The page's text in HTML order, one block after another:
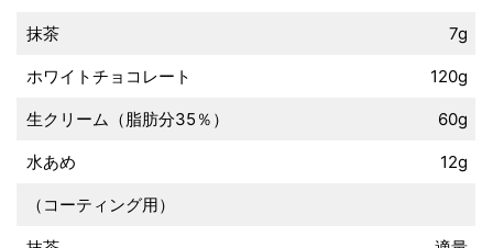
抹茶 7g
ホワイトチョコレート 120g
生クリーム（脂肪分35％） 60g
水あめ 12g
（コーティング用）